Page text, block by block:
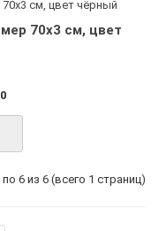
70х3 см, цвет
0
6 из 6 (всего 1 страниц)